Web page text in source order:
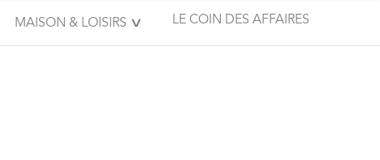
MAISON & LOISIRS LE COIN DES AFFAIRES